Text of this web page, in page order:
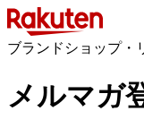
ブランドショップ・
メルマガ